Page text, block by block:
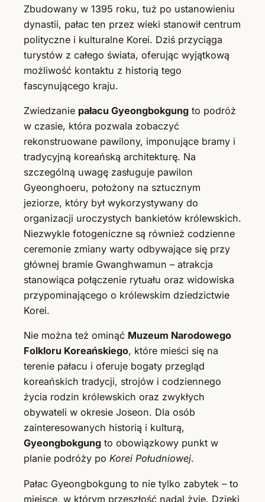
Zbudowany w 1395 roku, tuż po ustanowieniu
dynastii, pałac ten przez wieki stanowił centrum
polityczne i kulturalne Korei. Dziś przyciąga
turystów z całego świata, oferując wyjątkową
możliwość kontaktu z historią tego
fascynującego kraju.
Zwiedzanie pałacu Gyeongbokgung to podróż
w czasie, która pozwala zobaczyć
rekonstruowane pawilony, imponujące bramy i
tradycyjną koreańską architekturę. Na
szczególną uwagę zasługuje pawilon
Gyeonghoeru, położony na sztucznym
jeziorze, który był wykorzystywany do
organizacji uroczystych bankietów królewskich.
Niezwykle fotogeniczne są również codzienne
ceremonie zmiany warty odbywające się przy
głównej bramie Gwanghwamun – atrakcja
stanowiąca połączenie rytuału oraz widowiska
przypominającego o królewskim dziedzictwie
Korei.
Nie można też ominąć Muzeum Narodowego
Folkloru Koreańskiego, które mieści się na
terenie pałacu i oferuje bogaty przegląd
koreańskich tradycji, strojów i codziennego
życia rodzin królewskich oraz zwykłych
obywateli w okresie Joseon. Dla osób
zainteresowanych historią i kulturą,
Gyeongbokgung to obowiązkowy punkt w
planie podróży po Korei Południowej.
Pałac Gyeongbokgung to nie tylko zabytek – to
miejsce, w którym przeszłość nadal żyje. Dzięki